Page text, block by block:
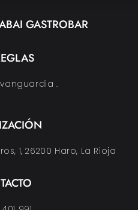
GASTROBAR
.
1, 26200 Haro, La Rioja